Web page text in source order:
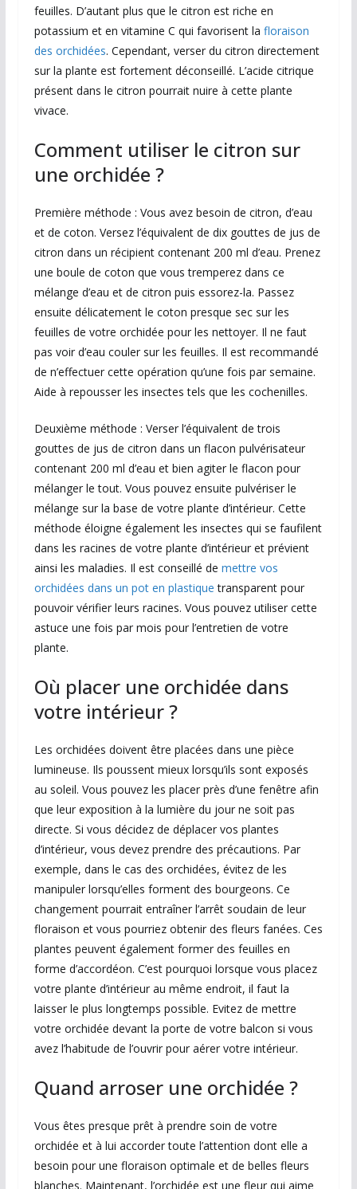
feuilles. D’autant plus que le citron est riche en
potassium et en vitamine C qui favorisent la floraison
des orchidées. Cependant, verser du citron directement
sur la plante est fortement déconseillé. L’acide citrique
présent dans le citron pourrait nuire à cette plante
vivace.
Comment utiliser le citron sur
une orchidée ?
Première méthode : Vous avez besoin de citron, d’eau
et de coton. Versez l’équivalent de dix gouttes de jus de
citron dans un récipient contenant 200 ml d’eau. Prenez
une boule de coton que vous tremperez dans ce
mélange d’eau et de citron puis essorez-la. Passez
ensuite délicatement le coton presque sec sur les
feuilles de votre orchidée pour les nettoyer. Il ne faut
pas voir d’eau couler sur les feuilles. Il est recommandé
de n’effectuer cette opération qu’une fois par semaine.
Aide à repousser les insectes tels que les cochenilles.
Deuxième méthode : Verser l’équivalent de trois
gouttes de jus de citron dans un flacon pulvérisateur
contenant 200 ml d’eau et bien agiter le flacon pour
mélanger le tout. Vous pouvez ensuite pulvériser le
mélange sur la base de votre plante d’intérieur. Cette
méthode éloigne également les insectes qui se faufilent
dans les racines de votre plante d’intérieur et prévient
ainsi les maladies. Il est conseillé de mettre vos
orchidées dans un pot en plastique transparent pour
pouvoir vérifier leurs racines. Vous pouvez utiliser cette
astuce une fois par mois pour l’entretien de votre
plante.
Où placer une orchidée dans
votre intérieur ?
Les orchidées doivent être placées dans une pièce
lumineuse. Ils poussent mieux lorsqu’ils sont exposés
au soleil. Vous pouvez les placer près d’une fenêtre afin
que leur exposition à la lumière du jour ne soit pas
directe. Si vous décidez de déplacer vos plantes
d’intérieur, vous devez prendre des précautions. Par
exemple, dans le cas des orchidées, évitez de les
manipuler lorsqu’elles forment des bourgeons. Ce
changement pourrait entraîner l’arrêt soudain de leur
floraison et vous pourriez obtenir des fleurs fanées. Ces
plantes peuvent également former des feuilles en
forme d’accordéon. C’est pourquoi lorsque vous placez
votre plante d’intérieur au même endroit, il faut la
laisser le plus longtemps possible. Evitez de mettre
votre orchidée devant la porte de votre balcon si vous
avez l’habitude de l’ouvrir pour aérer votre intérieur.
Quand arroser une orchidée ?
Vous êtes presque prêt à prendre soin de votre
orchidée et à lui accorder toute l’attention dont elle a
besoin pour une floraison optimale et de belles fleurs
blanches. Maintenant, l’orchidée est une fleur qui aime